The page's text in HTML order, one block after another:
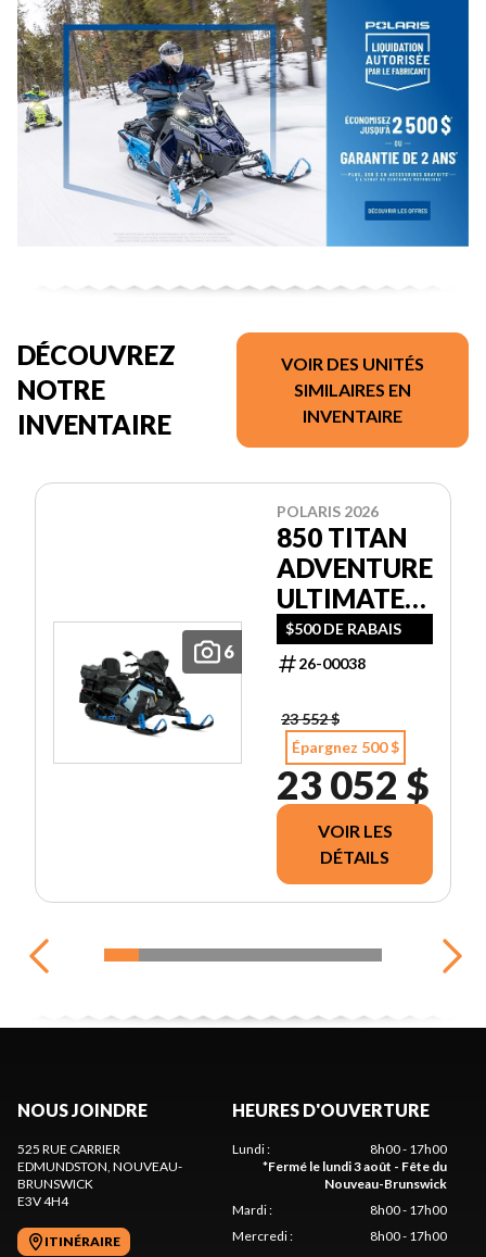
DÉCOUVREZ
NOTRE
INVENTAIRE
VOIR DES UNITÉS
SIMILAIRES EN
INVENTAIRE
6
POLARIS 2026
850 TITAN
ADVENTURE
ULTIMATE
155 1.5
$500 DE RABAIS
26-00038
23 552 $
Épargnez 500 $
23 052 $
VOIR LES
DÉTAILS
NOUS JOINDRE
525 RUE CARRIER
EDMUNDSTON, NOUVEAU-
BRUNSWICK
E3V 4H4
ITINÉRAIRE
HEURES D'OUVERTURE
Lundi:
8h00 - 17h00
*Fermé le lundi 3 août - Fête du
Nouveau-Brunswick
Mardi:
8h00 - 17h00
Mercredi:
8h00 - 17h00